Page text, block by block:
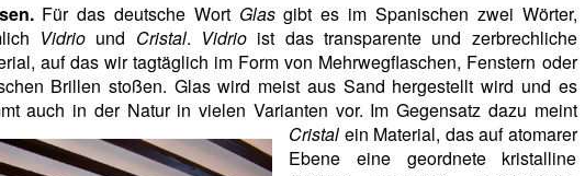
Für das deutsche Wort Glasgibt es im Spanischen zwei Wörter,
Vidriound Cristal. Vidrioist das transparente und zerbrechliche
auf das wir tagtäglich im Form von Mehrwegflaschen, Fenstern oder
Brillen stoßen. Glas wird meist aus Sand hergestellt wird und es
auch in der Natur in vielen Varianten vor. Im Gegensatz dazu meint
Cristal ein Material, das auf atomarer
Ebene eine geordnete kristalline